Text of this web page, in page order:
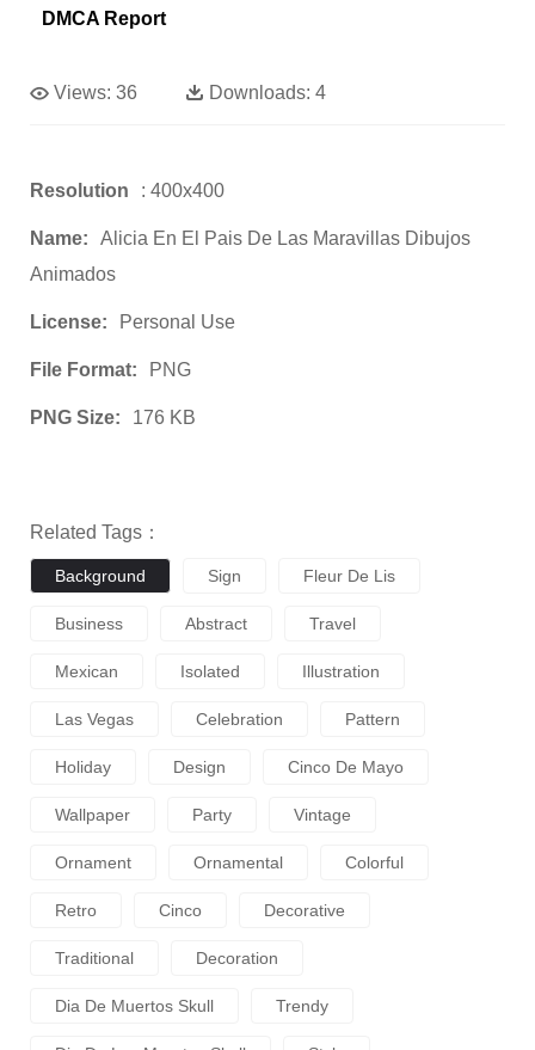
DMCA Report
Views: 36 Downloads: 4
Resolution : 400x400
Name:
Alicia En El Pais De Las Maravillas Dibujos
Animados
License: Personal Use
File Format: PNG
PNG Size: 176 KB
Related Tags：
Background Sign Fleur De Lis
Business Abstract Travel
Mexican Isolated Illustration
Las Vegas Celebration Pattern
Holiday Design Cinco De Mayo
Wallpaper Party Vintage
Ornament Ornamental Colorful
Retro Cinco Decorative
Traditional Decoration
Dia De Muertos Skull Trendy